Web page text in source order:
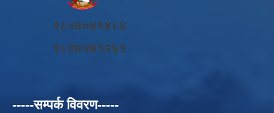
९८५७०४१४८४
९८४७२७१२६१
-----सम्पर्क विवरण-----